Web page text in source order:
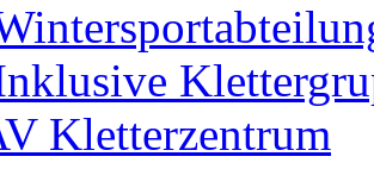
Kletterzentrum